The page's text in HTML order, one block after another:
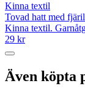
Kinna textil
Tovad hatt med
Kinna textil.
29 kr
Även köpta